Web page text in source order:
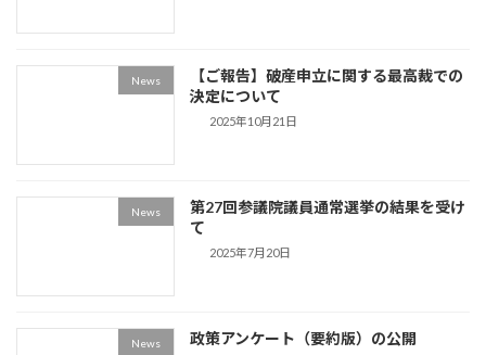
News
【ご報告】破産申立に関する最高裁での
決定について
2025年10月21日
News
第27回参議院議員通常選挙の結果を受け
て
2025年7月20日
News 政策アンケート（要約版）の公開